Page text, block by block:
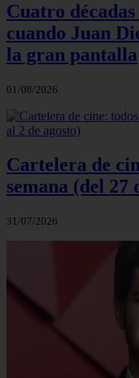
Cuatro
cuando Juan
la gran pantalla
01/08/2026
Cartelera de
semana (del 27
31/07/2026